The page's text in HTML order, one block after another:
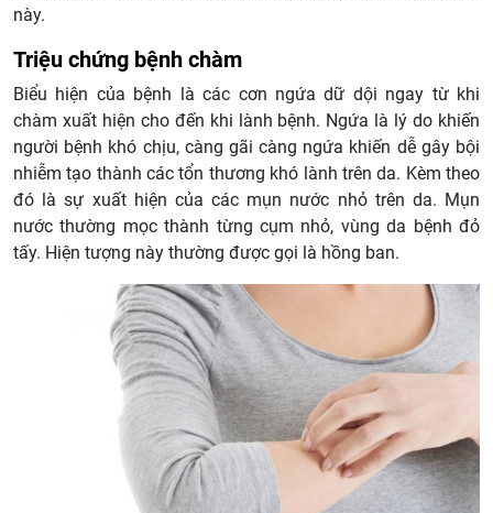
này.
Triệu chứng bệnh chàm
Biểu hiện của bệnh là các cơn ngứa dữ dội ngay từ khi
chàm xuất hiện cho đến khi lành bệnh. Ngứa là lý do khiến
người bệnh khó chịu, càng gãi càng ngứa khiến dễ gây bội
nhiễm tạo thành các tổn thương khó lành trên da. Kèm theo
đó là sự xuất hiện của các mụn nước nhỏ trên da. Mụn
nước thường mọc thành từng cụm nhỏ, vùng da bệnh đỏ
tấy. Hiện tượng này thường được gọi là hồng ban.